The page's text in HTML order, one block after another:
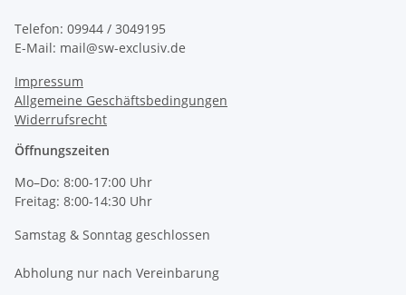
Telefon: 09944 / 3049195
E-Mail: mail@sw-exclusiv.de
Impressum
Allgemeine Geschäftsbedingungen
Widerrufsrecht
Öffnungszeiten
Mo–Do: 8:00-17:00 Uhr
Freitag: 8:00-14:30 Uhr
Samstag & Sonntag geschlossen
Abholung nur nach Vereinbarung